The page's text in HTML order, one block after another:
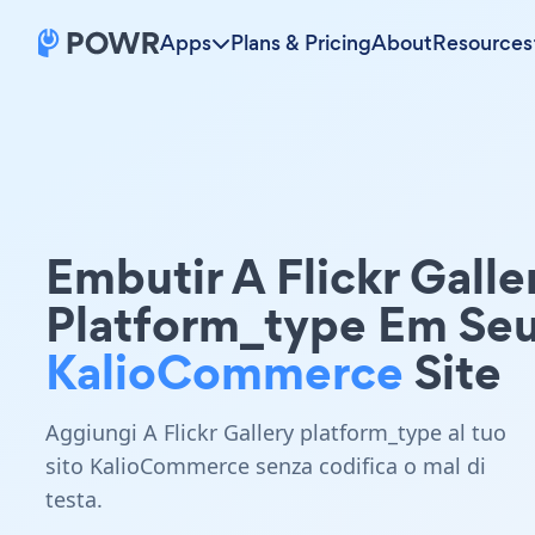
Apps Plans & PricingAboutResources
Embutir A Flickr
Platform_type Em
KalioCommerceSite
Aggiungi A Flickr Gallery platform_type al tuo
sito KalioCommerce senza codifica o mal di
testa.